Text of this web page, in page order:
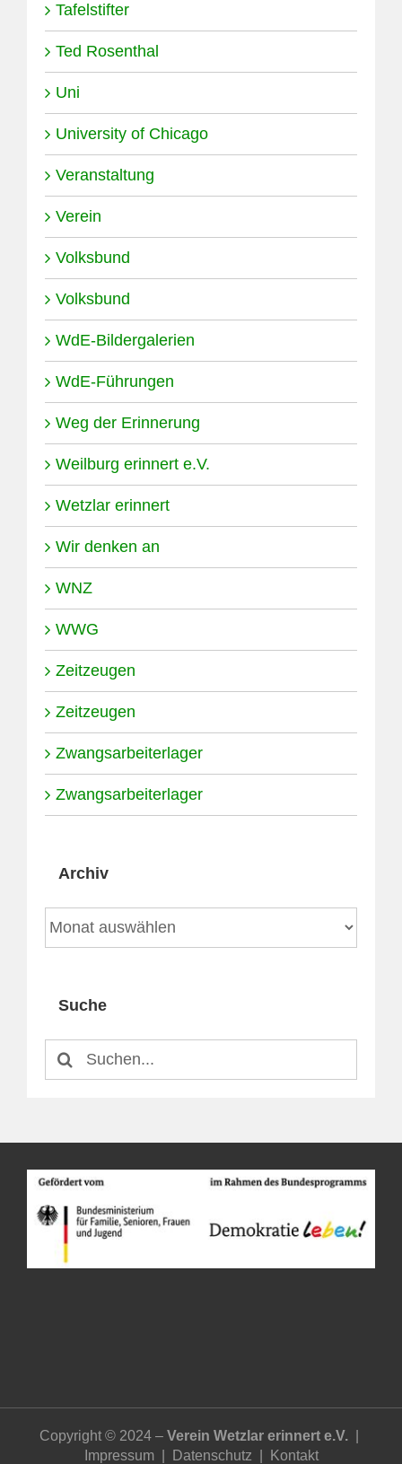
Tafelstifter
Ted Rosenthal
Uni
University of Chicago
Veranstaltung
Verein
Volksbund
Volksbund
WdE-Bildergalerien
WdE-Führungen
Weg der Erinnerung
Weilburg erinnert e.V.
Wetzlar erinnert
Wir denken an
WNZ
WWG
Zeitzeugen
Zeitzeugen
Zwangsarbeiterlager
Zwangsarbeiterlager
Archiv
Archiv
Suche
Suche
nach:
Copyright © 2024 – Verein Wetzlar erinnert e.V.
Impressum| Datenschutz Kontakt